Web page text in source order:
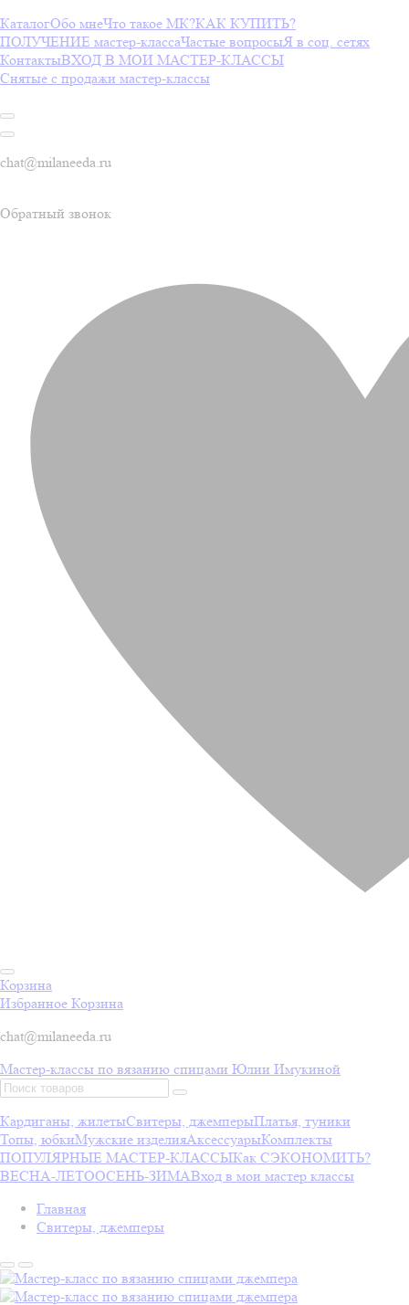
КаталогОбо мнеЧто такое МК?КАК КУПИТЬ?
ПОЛУЧЕНИЕ мастер-классаЧастые вопросыЯ в соц. сетях
КонтактыВХОД В МОИ МАСТЕР-КЛАССЫ
Снятые с продажи мастер-классы
chat@milaneeda.ru
Обратный звонок
Корзина
Избранное Корзина
chat@milaneeda.ru
Мастер-классы по вязанию спицами Юлии Имукиной
Кардиганы, жилетыСвитеры, джемперыПлатья, туники
Топы, юбкиМужские изделияАксессуарыКомплекты
ПОПУЛЯРНЫЕ МАСТЕР-КЛАССЫКак СЭКОНОМИТЬ?
ВЕСНА-ЛЕТООСЕНЬ-ЗИМАВход в мои мастер классы
Главная
Свитеры, джемперы